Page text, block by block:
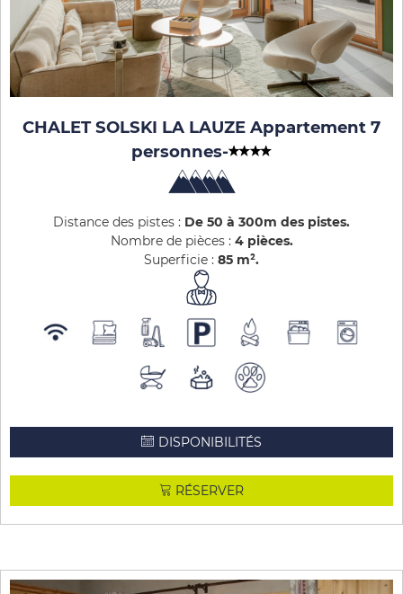
CHALET SOLSKI LA LAUZE Appartement 7
personnes-
Distance des pistes : De 50 à 300m des pistes
Nombre de pièces : 4 pièces
Superficie : 85 m²
DISPONIBILITÉS
RÉSERVER